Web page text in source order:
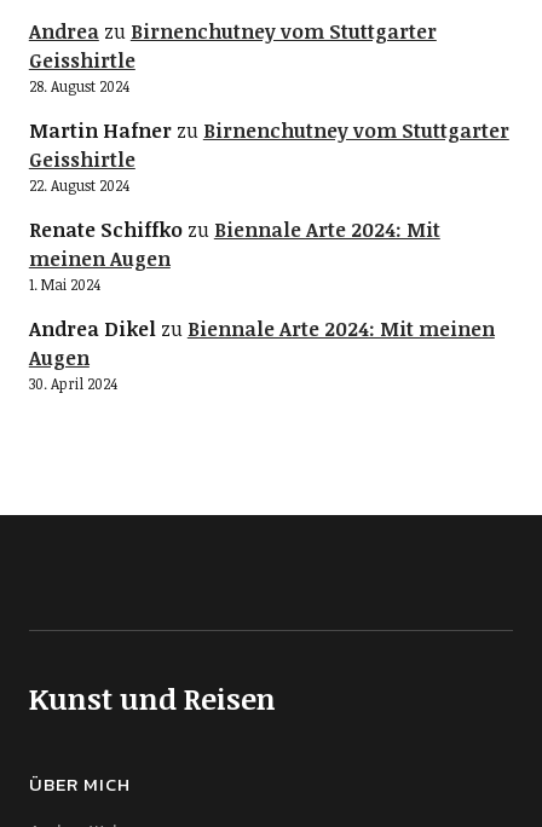
Andreazu Birnenchutney vom Stuttgarter
Geisshirtle
28. August 2024
Martin Hafnerzu Birnenchutney vom Stuttgarter
Geisshirtle
22. August 2024
Renate Schiffkozu Biennale Arte 2024: Mit
meinen Augen
1. Mai 2024
Andrea Dikelzu Biennale Arte 2024: Mit meinen
Augen
30. April 2024
Kunst und Reisen
ÜBER MICH